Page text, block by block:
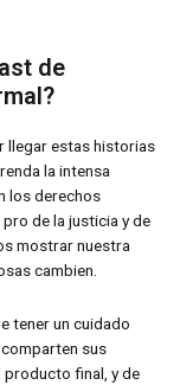
de
llegar estas historias
la intensa
los derechos
de la justicia y de
mostrar nuestra
cambien.
tener un cuidado
sus
final, y de